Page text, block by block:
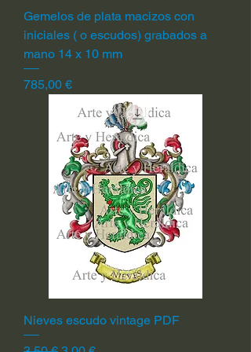
Gemelos de plata macizos con
iniciales ( o escudos) grabados a
mano 14 x 10 mm
Precio
785,00 €
Nieves escudo vintage PDF